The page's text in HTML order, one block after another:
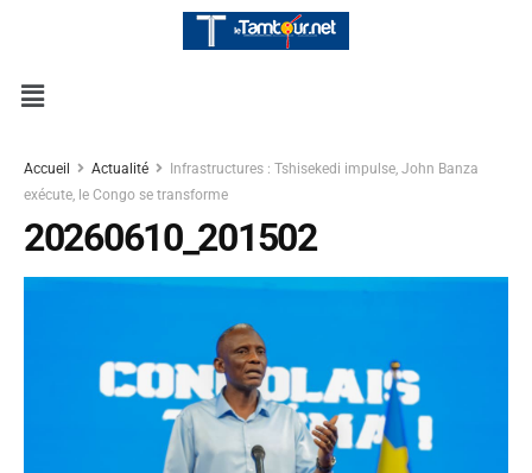
Accueil Actualité
Infrastructures : Tshisekedi impulse, John Banza
exécute, le Congo se transforme
20260610_201502